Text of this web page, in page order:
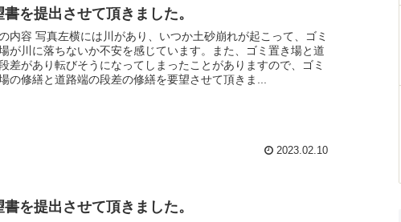
書を提出させて頂きました。
内容 写真左横には川があり、いつか土砂崩れが起こって、ゴミ
が川に落ちないか不安を感じています。また、ゴミ置き場と道
差があり転びそうになってしまったことがありますので、ゴミ
の修繕と道路端の段差の修繕を要望させて頂きま...
2023.02.10
書を提出させて頂きました。